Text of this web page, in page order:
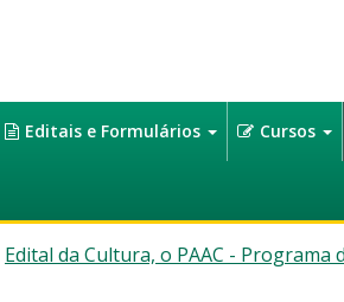
Editais e Formulários Cursos
Edital da Cultura, o PAAC - Programa